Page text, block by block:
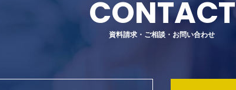
CONTACT
資料請求・ご相談・お問い合わせ